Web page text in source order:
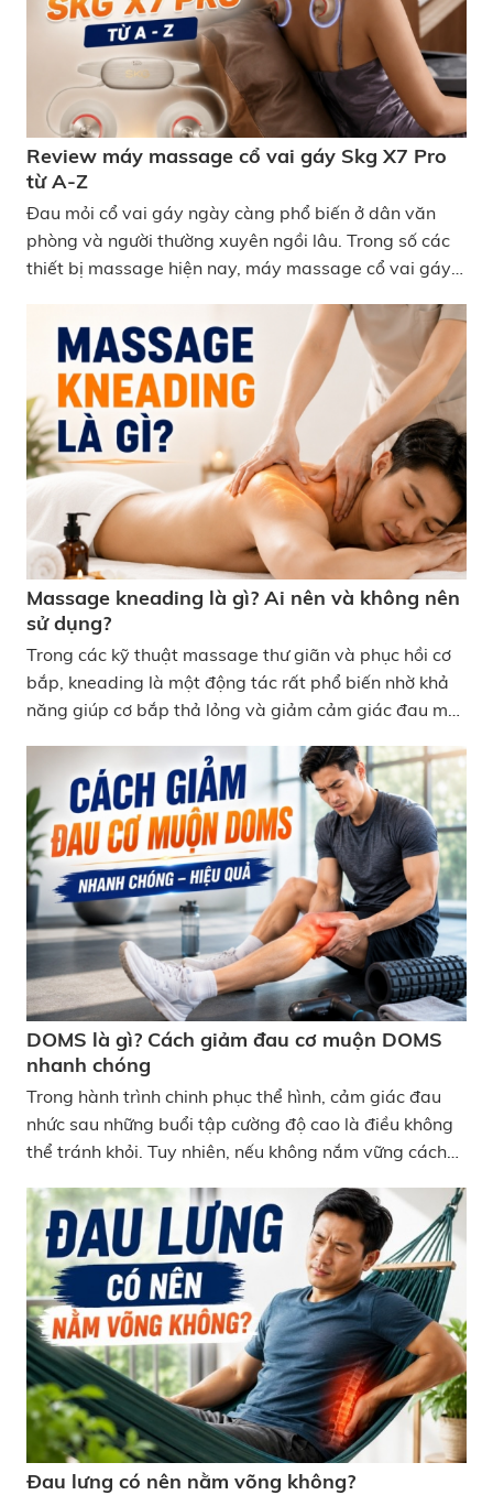
Review máy massage cổ vai gáy Skg X7 Pro
từ A-Z
Đau mỏi cổ vai gáy ngày càng phổ biến ở dân văn
phòng và người thường xuyên ngồi lâu. Trong số các
thiết bị massage hiện nay, máy massage cổ vai gáy
đại cùng công nghệ massage 4 trong 1 khá khác biệt.
Vậy sản phẩm này có thực sự đáng mua không, hãy
cùng review máy massage cổ vai gáy Skg X7 Pro từ
A-Z nhé? Review máy massage cổ vai gáy Skg X7
Pro từ A-Z
Massage kneading là gì? Ai nên và không nên
sử dụng?
Trong các kỹ thuật massage thư giãn và phục hồi cơ
bắp, kneading là một động tác rất phổ biến nhờ khả
năng giúp cơ bắp thả lỏng và giảm cảm giác đau mỏi
dụng như thế nào để vừa an toàn vừa hiệu quả tại
nhà? Cùng giải đáp các thắc mắc đó thông qua bài
viết sau đây! Massage kneading là gì? Ai nên và
không nên sử dụng?
DOMS là gì? Cách giảm đau cơ muộn DOMS
nhanh chóng
Trong hành trình chinh phục thể hình, cảm giác đau
nhức sau những buổi tập cường độ cao là điều không
thể tránh khỏi. Tuy nhiên, nếu không nắm vững cách
sẽ dễ rơi vào trạng thái uể oải, làm gián đoạn lộ trình
tập luyện và tăng nguy cơ chấn thương. Cách giảm
đau cơ muộn DOMS nhanh chóng, hiệu quả
Đau lưng có nên nằm võng không?